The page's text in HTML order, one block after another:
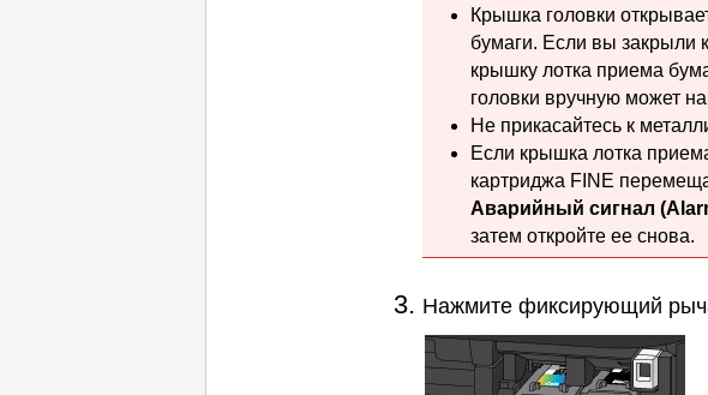
Крышка головки
бумаги. Если вы закрыли
крышку лотка приема
головки вручную может
Не прикасайтесь к
Если крышка лотка
картриджа FINE
Аварийный сигнал
затем откройте ее снова.
Нажмите фиксирующий